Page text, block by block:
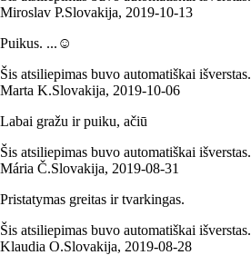
Miroslav P.Slovakija, 2019‑10‑13
Puikus. ...☺
Šis atsiliepimas buvo automatiškai išverstas.
Marta K.Slovakija, 2019‑10‑06
Labai gražu ir puiku, ačiū
Šis atsiliepimas buvo automatiškai išverstas.
Mária Č.Slovakija, 2019‑08‑31
Pristatymas greitas ir tvarkingas.
Šis atsiliepimas buvo automatiškai išverstas.
Klaudia O.Slovakija, 2019‑08‑28